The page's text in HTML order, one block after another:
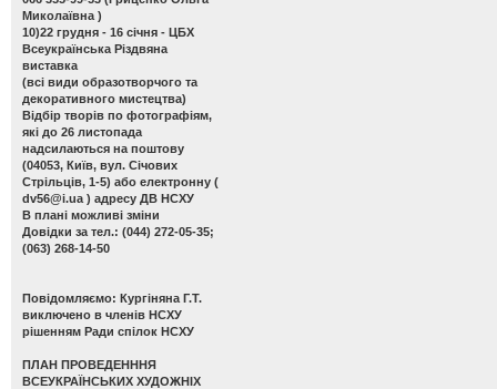
Миколаївна )
10)22 грудня - 16 січня - ЦБХ
Всеукраїнська Різдвяна
виставка
(всі види образотворчого та
декоративного мистецтва)
Відбір творів по фотографіям,
які до 26 листопада
надсилаються на поштову
(04053, Київ, вул. Січових
Стрільців, 1-5) або електронну (
dv56@i.ua ) адресу ДВ НСХУ
В плані можливі зміни
Довідки за тел.: (044) 272-05-35;
(063) 268-14-50
Повідомляємо: Кургіняна Г.Т.
виключено в членів НСХУ
рішенням Ради спілок НСХУ
ПЛАН ПРОВЕДЕНННЯ
ВСЕУКРАЇНСЬКИХ ХУДОЖНІХ